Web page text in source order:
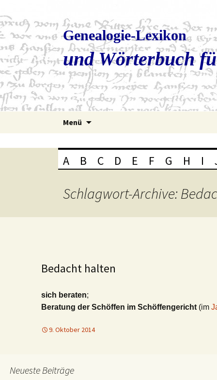
Genealogie-Lexikon
und Wörterbuch
Menü
A B C D E F G H I
Schlagwort-Archive:
Bedacht halten
sich beraten;
Beratung der Schöffen im Schöffengericht (im
9. Oktober 2014
Neueste Beiträge